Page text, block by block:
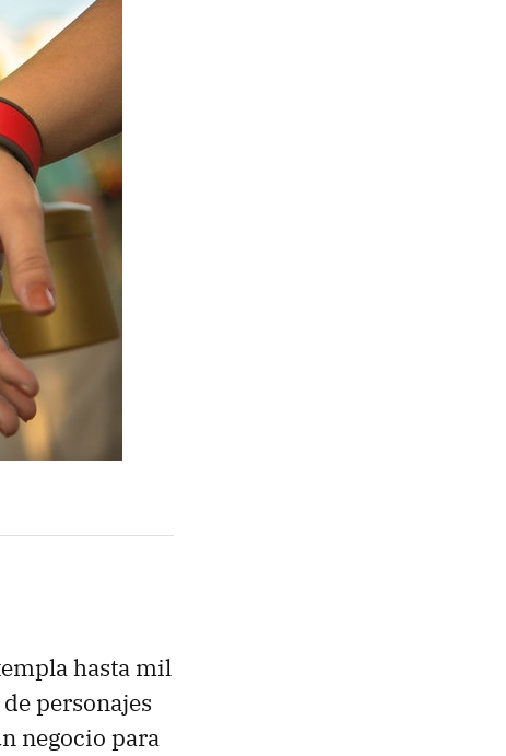
hasta mil
personajes
negocio para